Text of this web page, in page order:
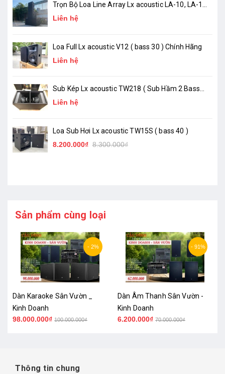
Trọn Bộ Loa Line Array Lx acoustic LA-10, LA-18
( chính hãng )
Liên hệ
Loa Full Lx acoustic V12 ( bass 30 ) Chính Hãng
Liên hệ
Sub Kép Lx acoustic TW218 ( Sub Hầm 2 Bass
50 )_ Chính Hãng
Liên hệ
Loa Sub Hơi Lx acoustic TW15S ( bass 40 )
8.200.000₫ 8.300.000₫
Sản phẩm cùng loại
- 2%
Dàn Karaoke Sân Vườn _
Kinh Doanh
98.000.000₫ 100.000.000₫
- 91%
Dàn Âm Thanh Sân Vườn -
Kinh Doanh
6.200.000₫ 70.000.000₫
Thông tin chung